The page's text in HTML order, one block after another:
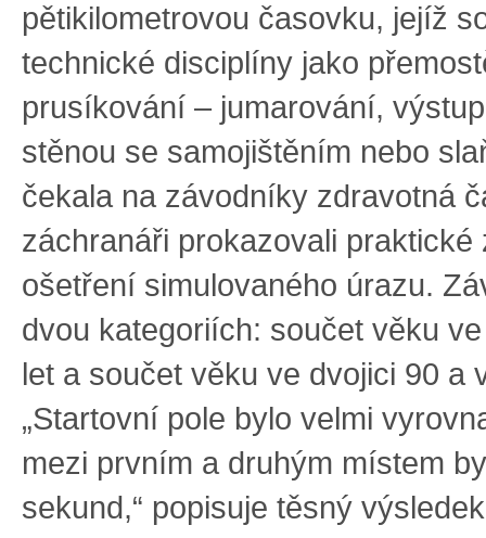
pětikilometrovou časovku, jejíž
technické disciplíny jako
prusíkování – jumarování,
stěnou se samojištěním nebo
čekala na závodníky zdravotná
záchranáři prokazovali praktické
ošetření simulovaného úrazu.
dvou kategoriích: součet věku
let a součet věku ve dvojici 90 a
„Startovní pole bylo velmi
mezi prvním a druhým místem
sekund,“ popisuje těsný